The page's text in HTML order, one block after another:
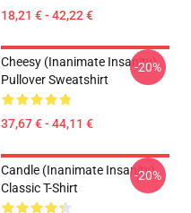
18,21 € - 42,22 €
Cheesy (Inanimate Insanity)
Pullover Sweatshirt
37,67 € - 44,11 €
-20%
Candle (Inanimate Insanity)
Classic T-Shirt
-20%